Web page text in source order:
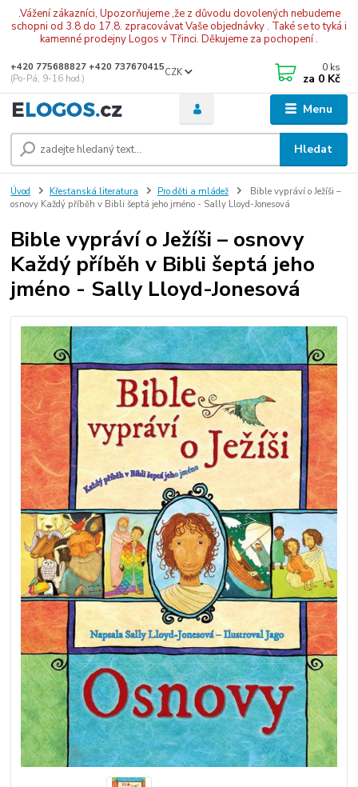
.Vážení zákazníci, Upozorňujeme ,že z důvodu dovolených nebudeme
schopni od 3.8 do 17.8. zpracovávat Vaše objednávky . Také se to tyká i
kamenné prodejny Logos v Třinci. Děkujeme za pochopení .
Menu
CZK
Hledat
+420 775688827 +420 737670415
(Po-Pá, 9-16 hod.)
0 ks
za 0 Kč
Úvod Křesťanská literatura Pro děti a mládež
Bible vypráví o Ježíši –
osnovy Každý příběh v Bibli šeptá jeho jméno - Sally Lloyd-Jonesová
Bible vypráví o Ježíši – osnovy
Každý příběh v Bibli šeptá jeho
jméno - Sally Lloyd-Jonesová